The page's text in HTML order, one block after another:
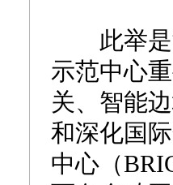
此举是
示范中心
关、智能
和深化国
中心（